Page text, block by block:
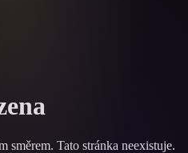
směrem. Tato stránka neexistuje.